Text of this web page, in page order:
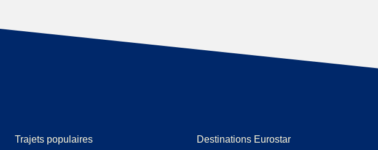
Trajets populaires Destinations Eurostar